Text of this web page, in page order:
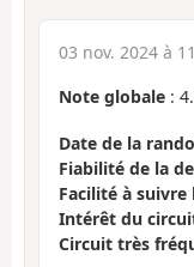
03 nov. 2024 à
Note globale :
Date de la
Fiabilité de la
Facilité à
Intérêt du
Circuit très